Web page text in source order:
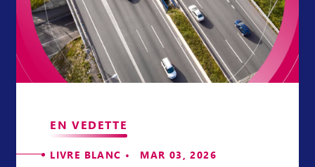
EN VEDETTE
LIVRE BLANC • MAR 03, 2026